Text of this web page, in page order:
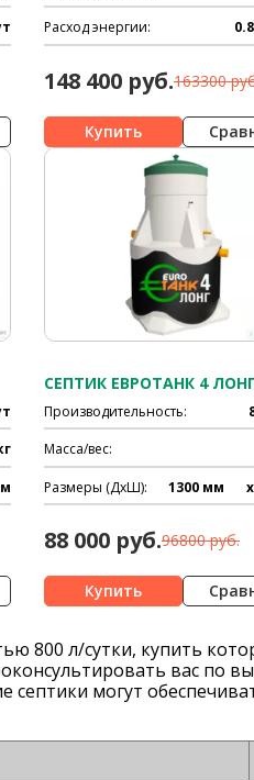
Расход энергии:
148 400 руб.163300
СЕПТИК ЕВРОТАНК 4
Производительность:
Масса/вес:
Размеры (ДхШ): 1300 мм
88 000 руб.96800 руб.
800 л/сутки, купить
вас по
могут